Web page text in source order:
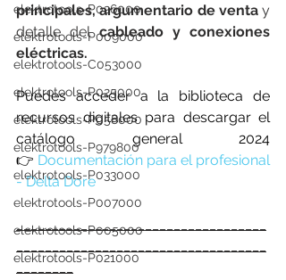
elektrotools-P026000
elektrotools-P009000
elektrotools-C053000
elektrotools-P025000
elektrotools-P058000
elektrotools-P979800
elektrotools-P033000
elektrotools-P007000
elektrotools-P005000
elektrotools-P021000
principales, argumentario de venta y
detalle del cableado y conexiones
eléctricas.
Puedes acceder a la biblioteca de
recursos digitales para descargar el
catálogo general 2024
👉 Documentación para el profesional
- Delta Dore
___________________________________
________